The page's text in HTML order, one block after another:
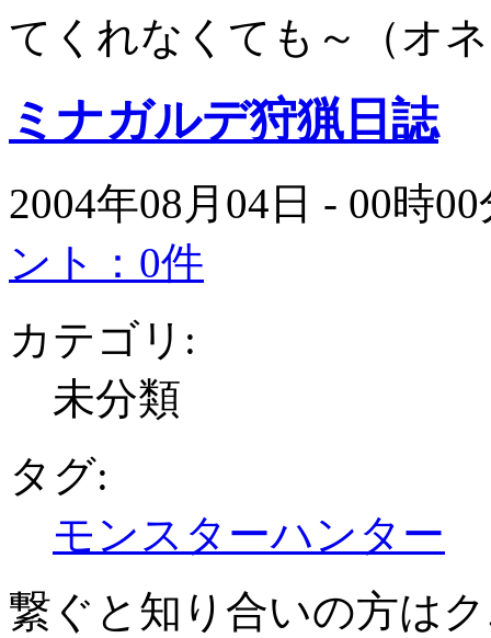
てくれなくても～（オ
ミナガルデ狩猟日誌
2004年08月04日 - 00時
ント：0件
カテゴリ:
未分類
タグ:
モンスターハンター
繋ぐと知り合いの方は